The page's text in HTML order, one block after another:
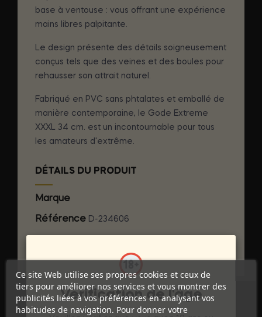
base à ventouse : vous offrant une expérience
mains libres palpitante.
Le design présente des détails soigneusement
conçus tels que des veines et des boules pour
rehausser son attrait naturel.
Fabriqué en PVC sans phtalates et emballé de
manière contemporaine, le Gode Extreme
XXXL 34 cm. est un incontournable pour tous
les amateurs d'extrême.
DÉTAILS DU PRODUIT
Marque
Référence D-234606
Ce site Web utilise ses propres cookies et ceux de
tiers pour améliorer nos services et vous montrer des
publicités liées à vos préférences en analysant vos
habitudes de navigation. Pour donner votre
Vérification de l'âge